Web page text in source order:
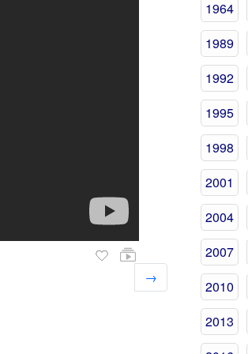
→
1964
1989
1992
1995
1998
2001
2004
2007
2010
2013